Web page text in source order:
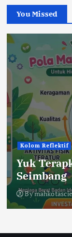
You Missed
Kolom Reflektif
Yuk
Seimbang
By